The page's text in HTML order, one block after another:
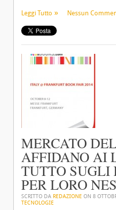
Leggi Tutto Nessun
MERCATO
AFFIDANO AI
TUTTO SUGLI
PER LORO
SCRITTO DA REDAZIONE ON 8
TECNOLOGIE